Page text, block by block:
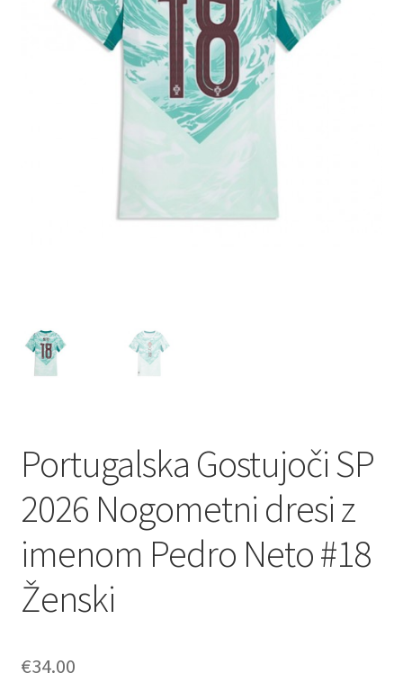
Portugalska Gostujoči SP
2026 Nogometni dresi z
imenom Pedro Neto #18
Ženski
€34.00